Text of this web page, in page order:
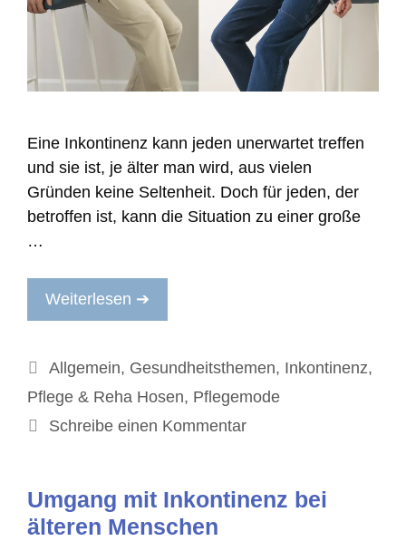
Eine Inkontinenz kann jeden unerwartet treffen
und sie ist, je älter man wird, aus vielen
Gründen keine Seltenheit. Doch für jeden, der
betroffen ist, kann die Situation zu einer große
…
Weiterlesen ➔
Kategorien
Allgemein, Gesundheitsthemen, Inkontinenz,
Pflege & Reha Hosen, Pflegemode
Schreibe einen Kommentar
Umgang mit Inkontinenz bei
älteren Menschen